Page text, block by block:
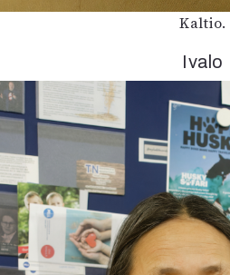
Kaltio.
Ivalo